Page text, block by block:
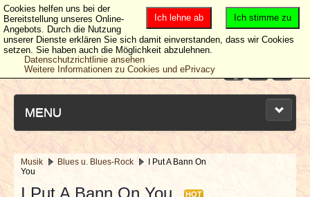
MENU
NEUESTE ARTIKEL
Musik Blues u. Blues-Rock
I Put A Bann On
You
I Put A Bann On You HOT
Ich stimme zu
Ich lehne ab
Cookies helfen uns bei der
Bereitstellung unseres Online-
Angebots. Durch die Nutzung
unserer Dienste erklären Sie sich damit einverstanden, dass wir Cookies
setzen. Sie haben auch die Möglichkeit abzulehnen.
Datenschutzrichtlinie ansehen
Weitere Informationen zu Cookies und ePrivacy